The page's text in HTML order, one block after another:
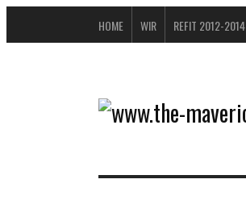
HOME WIR REFIT 2012-2014